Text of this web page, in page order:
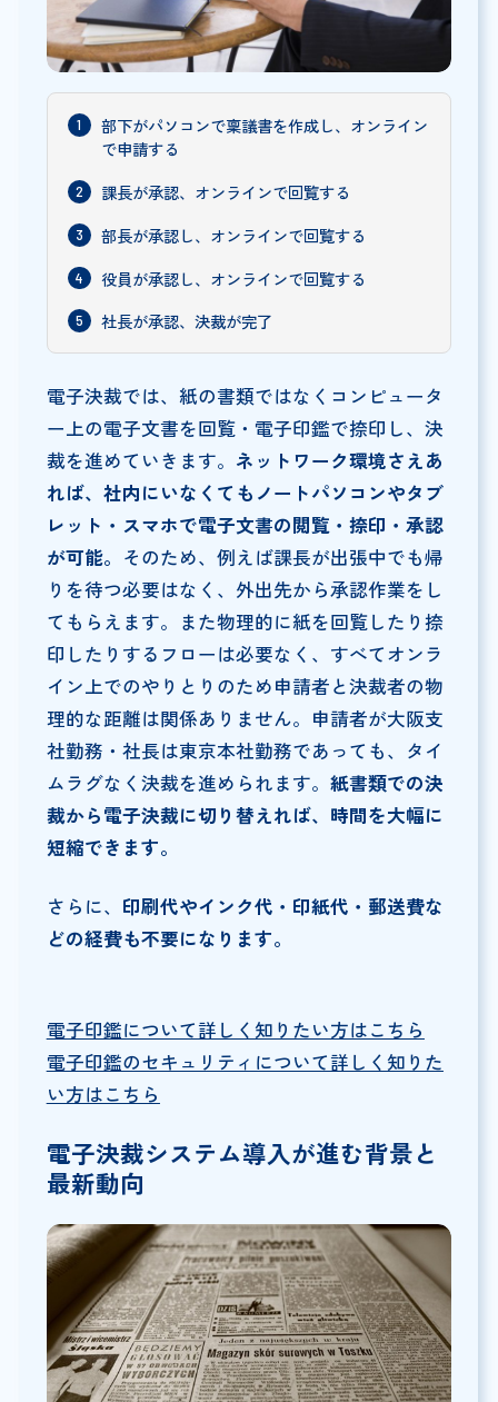
部下がパソコンで稟議書を作成し、オンライン
で申請する
課長が承認、オンラインで回覧する
部長が承認し、オンラインで回覧する
役員が承認し、オンラインで回覧する
社長が承認、決裁が完了
電子決裁では、紙の書類ではなくコンピュータ
ー上の電子文書を回覧・電子印鑑で捺印し、決
裁を進めていきます。 ネットワーク環境さえあ
れば、社内にいなくてもノートパソコンやタブ
レット・スマホで電子文書の閲覧・捺印・承認
が可能。 そのため、例えば課長が出張中でも帰
りを待つ必要はなく、外出先から承認作業をし
てもらえます。また物理的に紙を回覧したり捺
印したりするフローは必要なく、すべてオンラ
イン上でのやりとりのため申請者と決裁者の物
理的な距離は関係ありません。申請者が大阪支
社勤務・社長は東京本社勤務であっても、タイ
ムラグなく決裁を進められます。 紙書類での決
裁から電子決裁に切り替えれば、時間を大幅に
短縮できます。
さらに、 印刷代やインク代・印紙代・郵送費な
どの経費も不要になります。
電子印鑑について詳しく知りたい方はこちら
電子印鑑のセキュリティについて詳しく知りた
い方はこちら
電子決裁システム導入が進む背景と
最新動向